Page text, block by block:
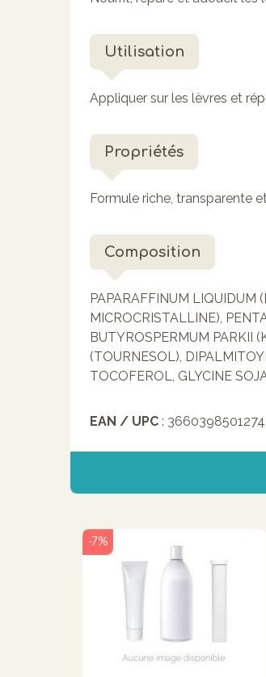
Utilisation
Appliquer sur les lèvres et
Propriétés
Formule riche, transparente
Composition
PAPARAFFINUM LIQUIDUM
MICROCRISTALLINE),
BUTYROSPERMUM PARKII
(TOURNESOL),
TOCOFEROL, GLYCINE
EAN / UPC : 3660398501274
-7%